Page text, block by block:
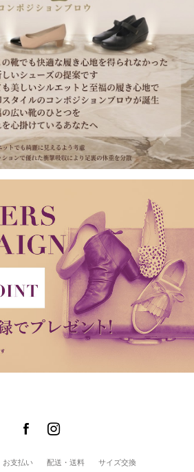
お支払い 配送・送料 サイズ交換